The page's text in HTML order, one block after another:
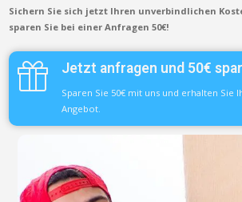
Sichern Sie sich jetzt Ihren unverbindlichen
sparen Sie bei einer Anfragen 50€!
Jetzt anfragen und 50€
Sparen Sie 50€ mit uns und erhalten Sie
Angebot.